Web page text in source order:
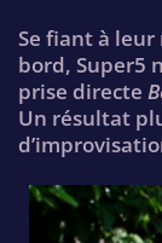
Se fiant à leur
bord, Super5
prise directe
Un résultat